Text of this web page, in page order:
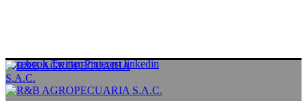
Facebook Twitter Pinterest linkedin